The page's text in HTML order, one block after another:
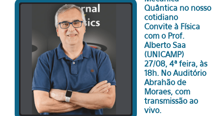
Quântica no nosso
cotidiano
Convite à Física
com o Prof.
Alberto Saa
(UNICAMP)
27/08, 4ª feira, às
18h. No Auditório
Abrahão de
Moraes, com
transmissão ao
vivo.